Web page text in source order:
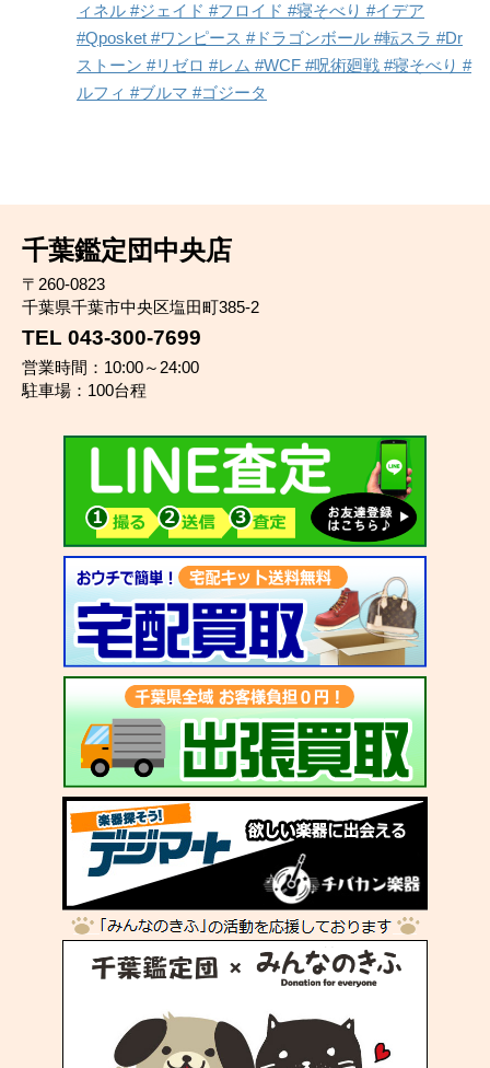
ィネル #ジェイド #フロイド #寝そべり #イデア
#Qposket #ワンピース #ドラゴンボール #転スラ #Dr
ストーン #リゼロ #レム #WCF #呪術廻戦 #寝そべり #
ルフィ #ブルマ #ゴジータ
千葉鑑定団中央店
〒260-0823
千葉県千葉市中央区塩田町385-2
TEL 043-300-7699
営業時間：10:00～24:00
駐車場：100台程